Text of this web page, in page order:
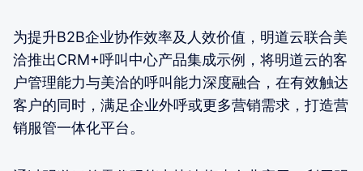
为提升B2B企业协作效率及人效价值，明道云联合美
洽推出CRM+呼叫中心产品集成示例，将明道云的客
户管理能力与美洽的呼叫能力深度融合，在有效触达
客户的同时，满足企业外呼或更多营销需求，打造营
销服管一体化平台。